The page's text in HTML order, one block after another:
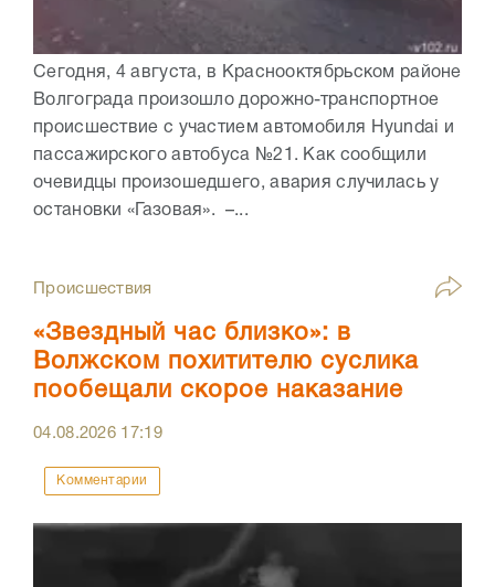
Сегодня, 4 августа, в Краснооктябрьском районе
Волгограда произошло дорожно-транспортное
происшествие с участием автомобиля Hyundai и
пассажирского автобуса №21. Как сообщили
очевидцы произошедшего, авария случилась у
остановки «Газовая». –...
Происшествия
«Звездный час близко»: в
Волжском похитителю суслика
пообещали скорое наказание
04.08.2026 17:19
Комментарии